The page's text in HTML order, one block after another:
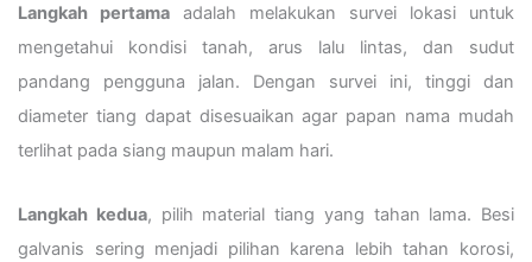
Langkah pertama adalah melakukan survei lokasi untuk
mengetahui kondisi tanah, arus lalu lintas, dan sudut
pandang pengguna jalan. Dengan survei ini, tinggi dan
diameter tiang dapat disesuaikan agar papan nama mudah
terlihat pada siang maupun malam hari.
Langkah kedua, pilih material tiang yang tahan lama. Besi
galvanis sering menjadi pilihan karena lebih tahan korosi,